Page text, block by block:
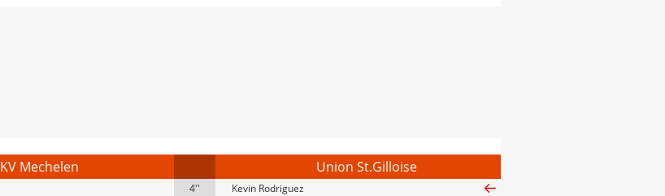
KV Mechelen Union St.Gilloise
4''
Kevin Rodriguez